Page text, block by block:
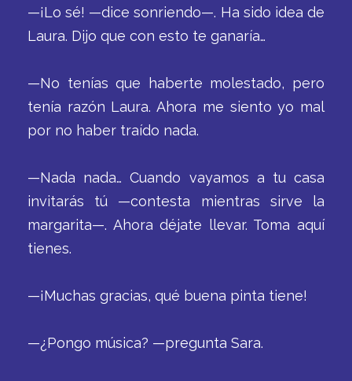
—¡Lo sé! —dice sonriendo—. Ha sido idea de
Laura. Dijo que con esto te ganaría…
—No tenías que haberte molestado, pero
tenía razón Laura. Ahora me siento yo mal
por no haber traído nada.
—Nada nada… Cuando vayamos a tu casa
invitarás tú —contesta mientras sirve la
margarita—. Ahora déjate llevar. Toma aquí
tienes.
—¡Muchas gracias, qué buena pinta tiene!
—¿Pongo música? —pregunta Sara.